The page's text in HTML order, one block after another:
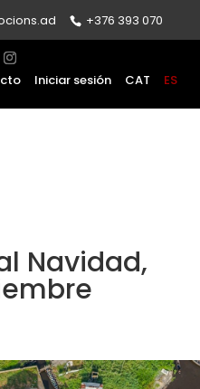
+376 393 070
Iniciar sesión CAT ES
Navidad,